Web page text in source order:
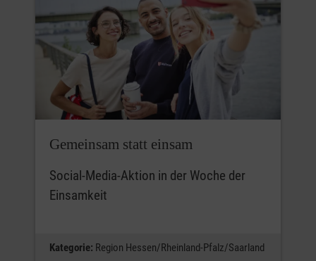
Gemeinsam statt einsam
Social-Media-Aktion in der Woche der
Einsamkeit
Kategorie: Region Hessen/Rheinland-Pfalz/Saarland